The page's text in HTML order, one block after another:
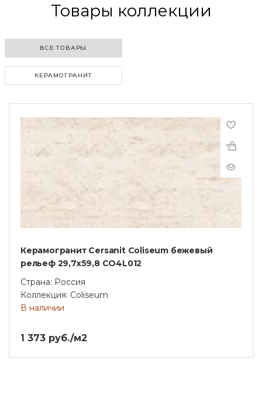
Товары коллекции
ВСЕ ТОВАРЫ
КЕРАМОГРАНИТ
Керамогранит Cersanit Coliseum бежевый
рельеф 29,7x59,8 CO4L012
Страна: Россия
Коллекция: Coliseum
В наличии
1 373 руб./м2